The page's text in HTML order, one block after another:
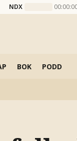
NDX
BOK PODD